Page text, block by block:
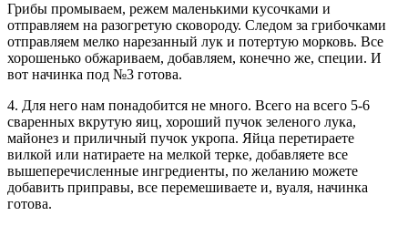
Грибы промываем, режем маленькими кусочками и
отправляем на разогретую сковороду. Следом за грибочками
отправляем мелко нарезанный лук и потертую морковь. Все
хорошенько обжариваем, добавляем, конечно же, специи. И
вот начинка под №3 готова.
4. Для него нам понадобится не много. Всего на всего 5-6
сваренных вкрутую яиц, хороший пучок зеленого лука,
майонез и приличный пучок укропа. Яйца перетираете
вилкой или натираете на мелкой терке, добавляете все
вышеперечисленные ингредиенты, по желанию можете
добавить приправы, все перемешиваете и, вуаля, начинка
готова.